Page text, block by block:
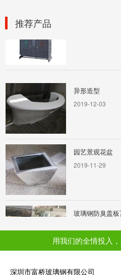
推荐产品
异形造型
2019-12-03
园艺景观花盆
2019-11-29
玻璃钢防臭盖板
美陈休闲椅
用我们的全情投入
深圳市富桥玻璃钢有限公司